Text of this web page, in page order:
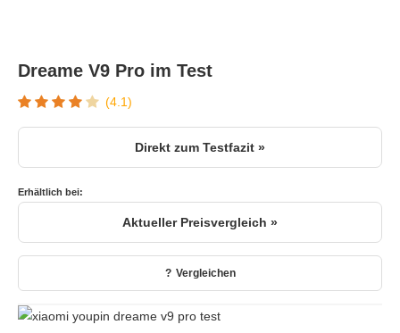
Dreame V9 Pro im Test
(4.1)
Direkt zum Testfazit »
Erhältlich bei:
Aktueller Preisvergleich »
Vergleichen